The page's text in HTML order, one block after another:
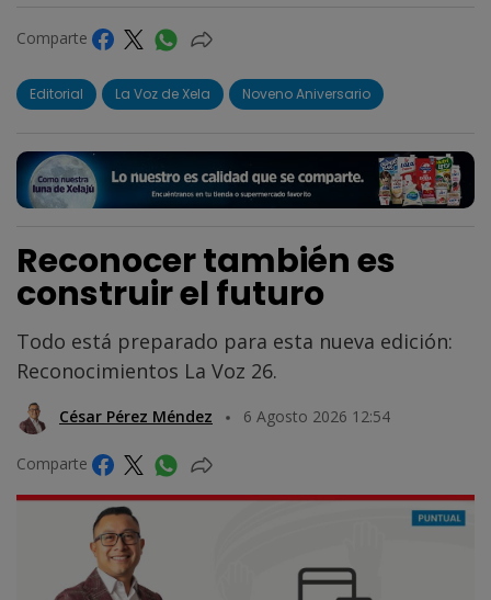
Comparte
Editorial La Voz de Xela Noveno Aniversario
Reconocer también es
construir el futuro
Todo está preparado para esta nueva edición:
Reconocimientos La Voz 26.
César Pérez Méndez 6 Agosto 2026 12:54
Comparte